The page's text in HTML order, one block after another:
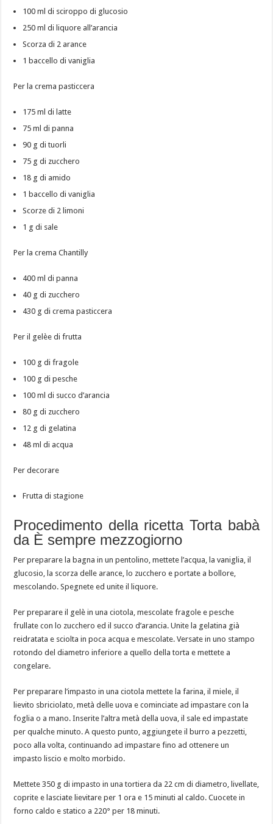
100 ml di sciroppo di glucosio
250 ml di liquore all’arancia
Scorza di 2 arance
1 baccello di vaniglia
Per la crema pasticcera
175 ml di latte
75 ml di panna
90 g di tuorli
75 g di zucchero
18 g di amido
1 baccello di vaniglia
Scorze di 2 limoni
1 g di sale
Per la crema Chantilly
400 ml di panna
40 g di zucchero
430 g di crema pasticcera
Per il gelèe di frutta
100 g di fragole
100 g di pesche
100 ml di succo d’arancia
80 g di zucchero
12 g di gelatina
48 ml di acqua
Per decorare
Frutta di stagione
Procedimento della ricetta Torta babà
da È sempre mezzogiorno
Per preparare la bagna in un pentolino, mettete l’acqua, la vaniglia, il
glucosio, la scorza delle arance, lo zucchero e portate a bollore,
mescolando. Spegnete ed unite il liquore.
Per preparare il gelè in una ciotola, mescolate fragole e pesche
frullate con lo zucchero ed il succo d’arancia. Unite la gelatina già
reidratata e sciolta in poca acqua e mescolate. Versate in uno stampo
rotondo del diametro inferiore a quello della torta e mettete a
congelare.
Per preparare l’impasto in una ciotola mettete la farina, il miele, il
lievito sbriciolato, metà delle uova e cominciate ad impastare con la
foglia o a mano. Inserite l’altra metà della uova, il sale ed impastate
per qualche minuto. A questo punto, aggiungete il burro a pezzetti,
poco alla volta, continuando ad impastare fino ad ottenere un
impasto liscio e molto morbido.
Mettete 350 g di impasto in una tortiera da 22 cm di diametro, livellate,
coprite e lasciate lievitare per 1 ora e 15 minuti al caldo. Cuocete in
forno caldo e statico a 220° per 18 minuti.